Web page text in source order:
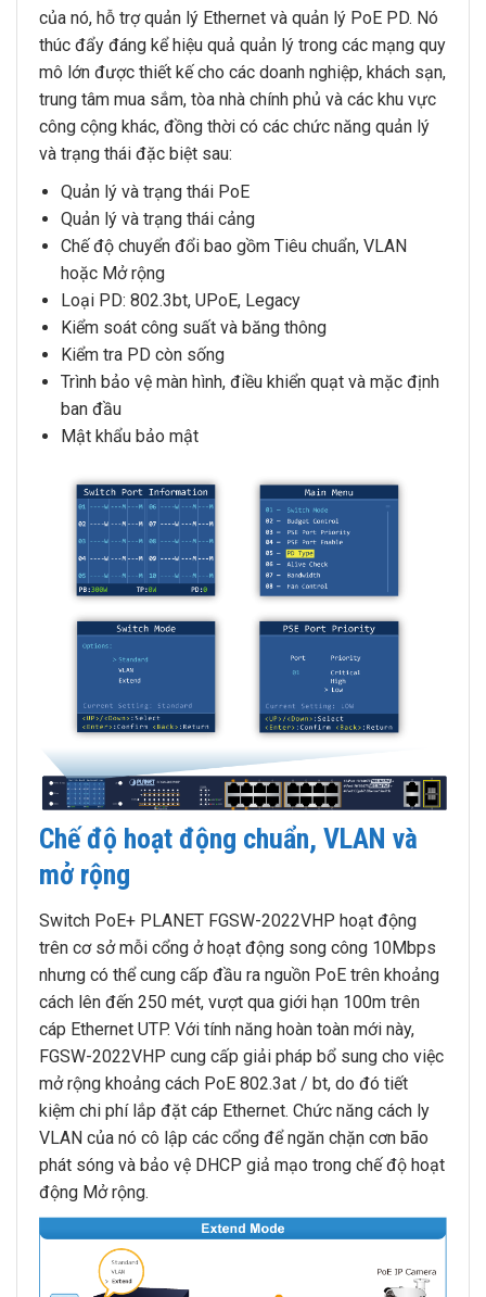
của nó, hỗ trợ quản lý Ethernet và quản lý PoE PD. Nó
thúc đẩy đáng kể hiệu quả quản lý trong các mạng quy
mô lớn được thiết kế cho các doanh nghiệp, khách sạn,
trung tâm mua sắm, tòa nhà chính phủ và các khu vực
công cộng khác, đồng thời có các chức năng quản lý
và trạng thái đặc biệt sau:
Quản lý và trạng thái PoE
Quản lý và trạng thái cảng
Chế độ chuyển đổi bao gồm Tiêu chuẩn, VLAN
hoặc Mở rộng
Loại PD: 802.3bt, UPoE, Legacy
Kiểm soát công suất và băng thông
Kiểm tra PD còn sống
Trình bảo vệ màn hình, điều khiển quạt và mặc định
ban đầu
Mật khẩu bảo mật
Chế độ hoạt động chuẩn, VLAN và
mở rộng
Switch PoE+ PLANET FGSW-2022VHP hoạt động
trên cơ sở mỗi cổng ở hoạt động song công 10Mbps
nhưng có thể cung cấp đầu ra nguồn PoE trên khoảng
cách lên đến 250 mét, vượt qua giới hạn 100m trên
cáp Ethernet UTP. Với tính năng hoàn toàn mới này,
FGSW-2022VHP cung cấp giải pháp bổ sung cho việc
mở rộng khoảng cách PoE 802.3at / bt, do đó tiết
kiệm chi phí lắp đặt cáp Ethernet. Chức năng cách ly
VLAN của nó cô lập các cổng để ngăn chặn cơn bão
phát sóng và bảo vệ DHCP giả mạo trong chế độ hoạt
động Mở rộng.